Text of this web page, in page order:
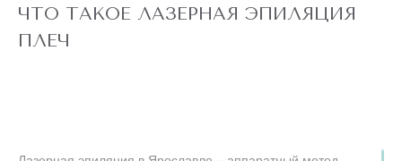
подмышки, малая
зона) действует
клиентов
ЧТО ТАКОЕ ЛАЗЕРНАЯ ЭПИЛЯЦИЯ
ПЛЕЧ